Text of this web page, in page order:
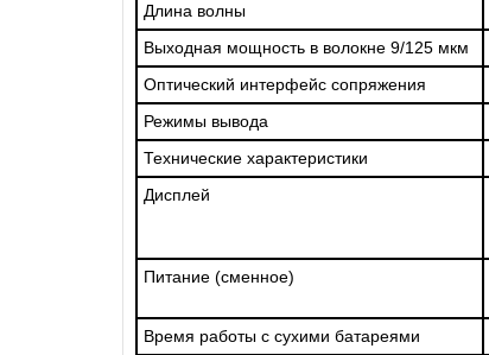
Длина волны
Выходная мощность в волокне 9/125 мкм
Оптический интерфейс сопряжения
Режимы вывода
Технические характеристики
Дисплей
Питание (сменное)
Время работы с сухими батареями